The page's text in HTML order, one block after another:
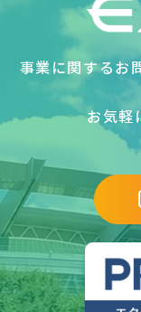
事業に関するお
お気軽